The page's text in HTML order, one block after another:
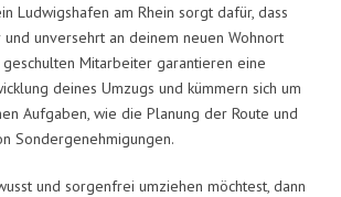
Ludwigshafen am Rhein sorgt dafür, dass
unversehrt an deinem neuen Wohnort
geschulten Mitarbeiter garantieren eine
deines Umzugs und kümmern sich um
Aufgaben, wie die Planung der Route und
Sondergenehmigungen.
und sorgenfrei umziehen möchtest, dann